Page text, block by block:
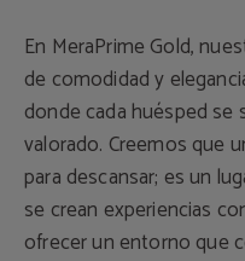
En MeraPrime Gold,
de comodidad y
donde cada huésped se
valorado. Creemos que
para descansar; es un
se crean experiencias
ofrecer un entorno que